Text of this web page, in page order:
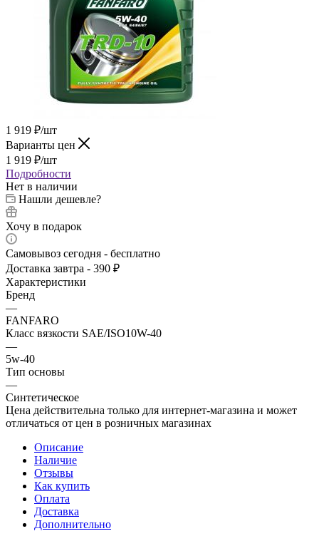
1 919 ₽/шт
Варианты цен
1 919 ₽/шт
Подробности
Нет в наличии
Нашли дешевле?
Хочу в подарок
Самовывоз сегодня - бесплатно
Доставка завтра - 390 ₽
Характеристики
Бренд
—
FANFARO
Класс вязкости SAE/ISO10W-40
—
5w-40
Тип основы
—
Синтетическое
Цена действительна только для интернет-магазина и может
отличаться от цен в розничных магазинах
Описание
Наличие
Отзывы
Как купить
Оплата
Доставка
Дополнительно